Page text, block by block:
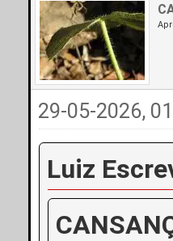
29-05-2026,
Luiz